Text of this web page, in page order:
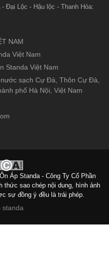
Đại Lộc - Hậu lộc - Thanh Hóa:
NAM
Việt Nam
Standa Việt Nam
sạch Cự Đà, Thôn Cự Đà,
phố Hà Nội, Việt Nam
Áp Standa - Công Ty Cổ Phần
thức sao chép nội dung, hình ảnh
sự đồng ý đều là trái phép.